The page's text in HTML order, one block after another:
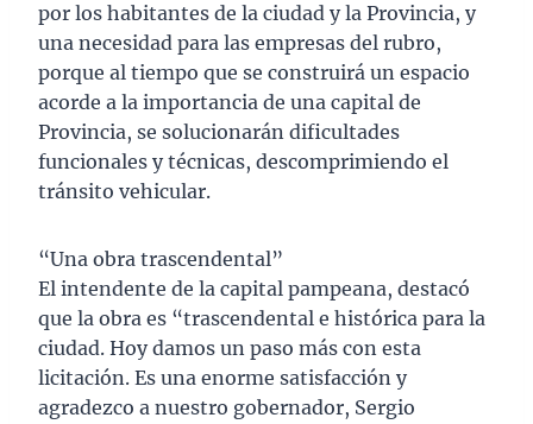
por los habitantes de la ciudad y la Provincia, y
una necesidad para las empresas del rubro,
porque al tiempo que se construirá un espacio
acorde a la importancia de una capital de
Provincia, se solucionarán dificultades
funcionales y técnicas, descomprimiendo el
tránsito vehicular.
“Una obra trascendental”
El intendente de la capital pampeana, destacó
que la obra es “trascendental e histórica para la
ciudad. Hoy damos un paso más con esta
licitación. Es una enorme satisfacción y
agradezco a nuestro gobernador, Sergio